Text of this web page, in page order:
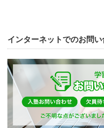
インターネットでのお問